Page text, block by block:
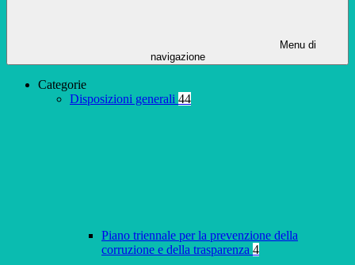
Menu di
navigazione
Categorie
Disposizioni generali 44
Piano triennale per la prevenzione della
corruzione e della trasparenza 4